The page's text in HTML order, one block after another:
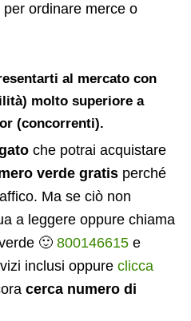
ordinare merce o
al mercato con
molto superiore a
(concorrenti).
che potrai acquistare
verde gratis perché
Ma se ciò non
a leggere oppure chiama
🙂 800146615 e
inclusi oppure clicca
cerca numero di